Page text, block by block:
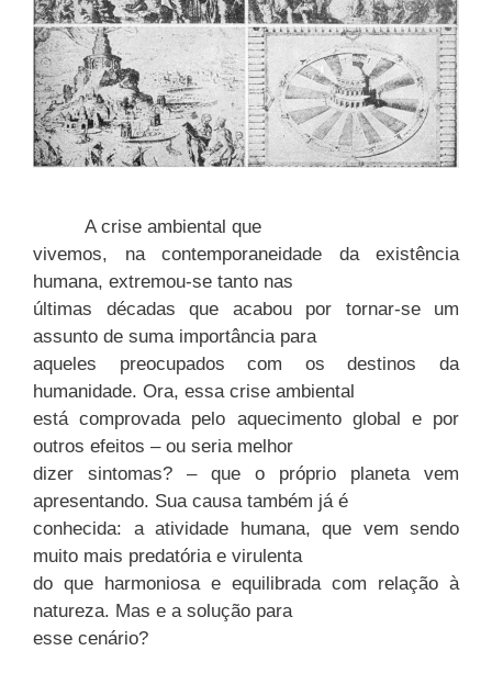
A crise ambiental que
vivemos, na contemporaneidade da existência
humana, extremou-se tanto nas
últimas décadas que acabou por tornar-se um
assunto de suma importância para
aqueles preocupados com os destinos da
humanidade. Ora, essa crise ambiental
está comprovada pelo aquecimento global e por
outros efeitos – ou seria melhor
dizer sintomas? – que o próprio planeta vem
apresentando. Sua causa também já é
conhecida: a atividade humana, que vem sendo
muito mais predatória e virulenta
do que harmoniosa e equilibrada com relação à
natureza. Mas e a solução para
esse cenário?